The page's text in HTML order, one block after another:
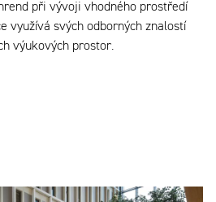
při vývoji vhodného prostředí
využívá svých odborných znalostí
výukových prostor.